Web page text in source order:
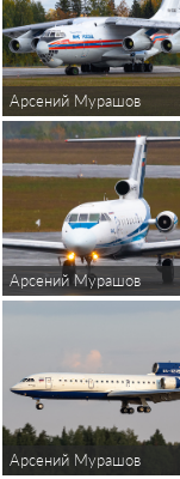
Арсений Мурашов
Арсений Мурашов
Арсений Мурашов